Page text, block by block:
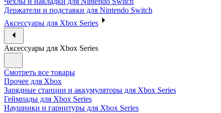
Держатели и подставки для Nintendo Switch
Аксессуары для Xbox Series
Аксессуары для Xbox Series
Смотреть все товары
Прочее для Xbox
Зарядные станции и аккумуляторы для Xbox Series
Геймпады для Xbox Series
Наушники и гарнитуры для Xbox Series